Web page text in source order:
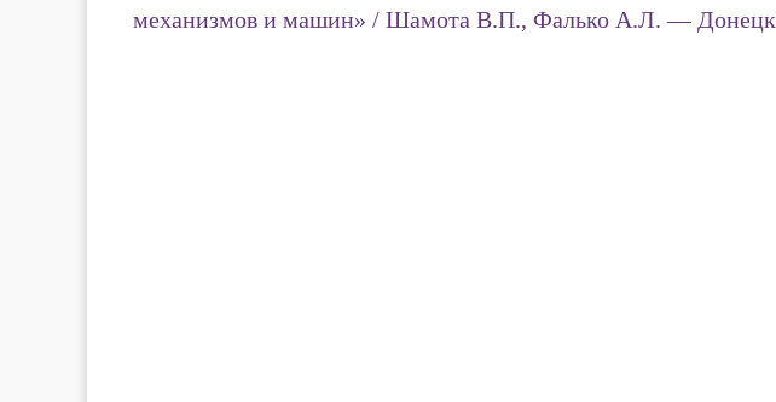
механизмов и машин» / Шамота В.П., Фалько А.Л. —